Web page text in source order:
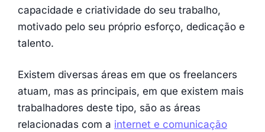
capacidade e criatividade do seu trabalho,
motivado pelo seu próprio esforço, dedicação e
talento.
Existem diversas áreas em que os freelancers
atuam, mas as principais, em que existem mais
trabalhadores deste tipo, são as áreas
relacionadas com a internet e comunicação